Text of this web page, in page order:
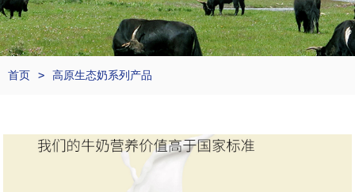
首页 高原生态奶系列产品